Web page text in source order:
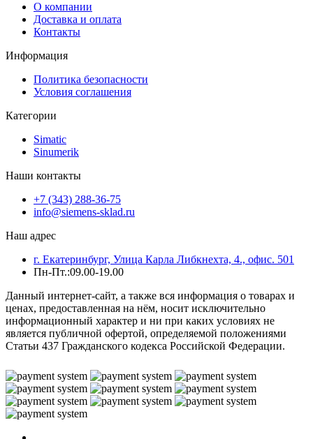
О компании
Доставка и оплата
Контакты
Информация
Политика безопасности
Условия соглашения
Категории
Simatic
Sinumerik
Наши контакты
+7 (343) 288-36-75
info@siemens-sklad.ru
Наш адрес
г. Екатеринбург, Улица Карла Либкнехта, 4., офис. 501
Пн-Пт.:09.00-19.00
Данный интернет-сайт, а также вся информация о товарах и
ценах, предоставленная на нём, носит исключительно
информационный характер и ни при каких условиях не
является публичной офертой, определяемой положениями
Статьи 437 Гражданского кодекса Российской Федерации.